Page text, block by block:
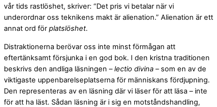
vår tids rastlöshet, skriver: “Det pris vi betalar när vi
underordnar oss teknikens makt är alienation.” Alienation är ett
annat ord för platslöshet.
Distraktionerna berövar oss inte minst förmågan att
eftertänksamt försjunka i en god bok. I den kristna traditionen
beskrivs den andliga läsningen –lectio divina – som en av de
viktigaste uppenbarelseplatserna för människans fördjupning.
Den representeras av en läsning där vi läser för att läsa – inte
för att ha läst. Sådan läsning är i sig en motståndshandling,